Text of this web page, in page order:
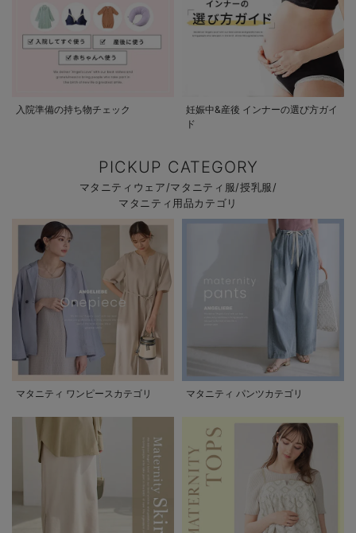
入院準備の持ち物チェック
妊娠中&産後 インナーの選び方ガイ
ド
PICKUP CATEGORY
マタニティウェア/マタニティ服/授乳服/
マタニティ用品カテゴリ
マタニティ ワンピースカテゴリ マタニティ パンツカテゴリ